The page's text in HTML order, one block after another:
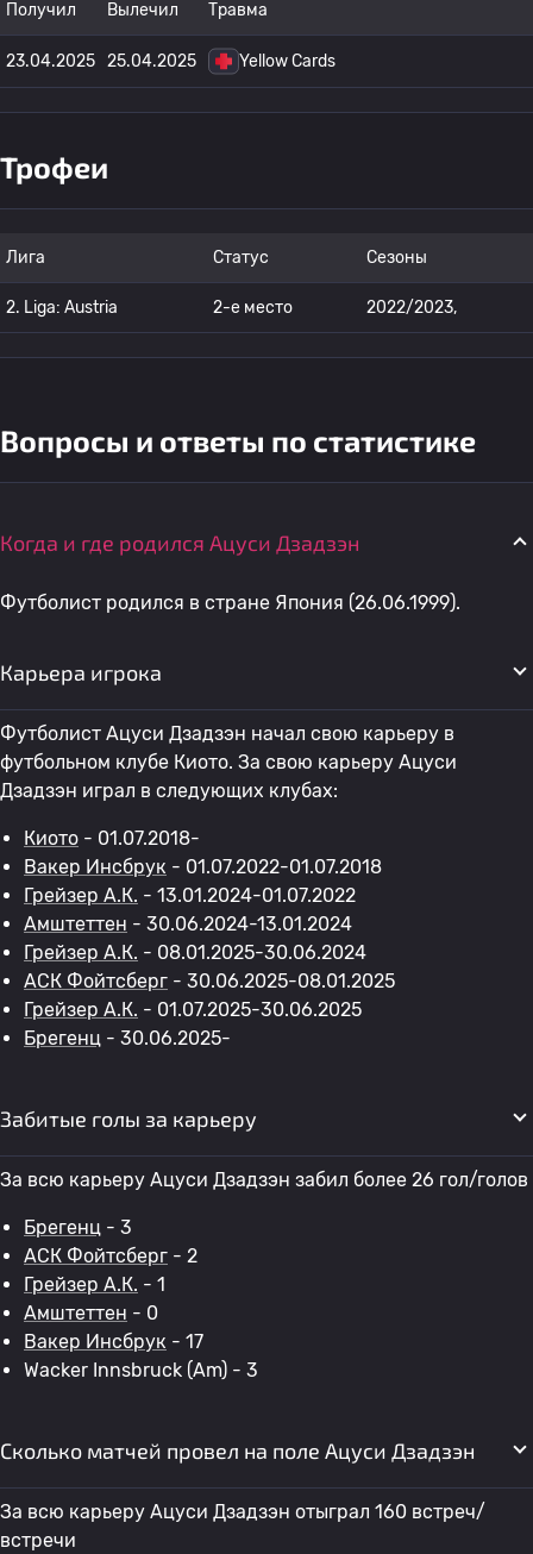
Получил Вылечил Травма
23.04.2025 25.04.2025 Yellow Cards
Трофеи
Лига Статус Сезоны
2. Liga: Austria 2-е место 2022/2023,
Вопросы и ответы по статистике
Когда и где родился Ацуси Дзадзэн
Футболист родился в стране Япония (26.06.1999).
Карьера игрока
Футболист Ацуси Дзадзэн начал свою карьеру в
футбольном клубе Киото. За свою карьеру Ацуси
Дзадзэн играл в следующих клубах:
Киото - 01.07.2018-
Вакер Инсбрук - 01.07.2022-01.07.2018
Грейзер А.К. - 13.01.2024-01.07.2022
Амштеттен - 30.06.2024-13.01.2024
Грейзер А.К. - 08.01.2025-30.06.2024
АСК Фойтсберг - 30.06.2025-08.01.2025
Грейзер А.К. - 01.07.2025-30.06.2025
Брегенц - 30.06.2025-
Забитые голы за карьеру
За всю карьеру Ацуси Дзадзэн забил более 26 гол/голов
Брегенц - 3
АСК Фойтсберг - 2
Грейзер А.К. - 1
Амштеттен - 0
Вакер Инсбрук - 17
Wacker Innsbruck (Am) - 3
Сколько матчей провел на поле Ацуси Дзадзэн
За всю карьеру Ацуси Дзадзэн отыграл 160 встреч/
встречи